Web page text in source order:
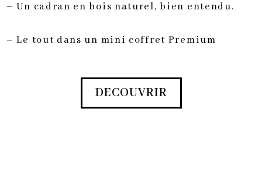
– Un cadran en bois naturel, bien entendu.
– Le tout dans un mini coffret Premium
DECOUVRIR